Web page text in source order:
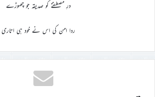
درِ مصطفےٰؐ کو صدیقہ جو چھوڑے
ردا امن کی اس نے خود ہی اتاری